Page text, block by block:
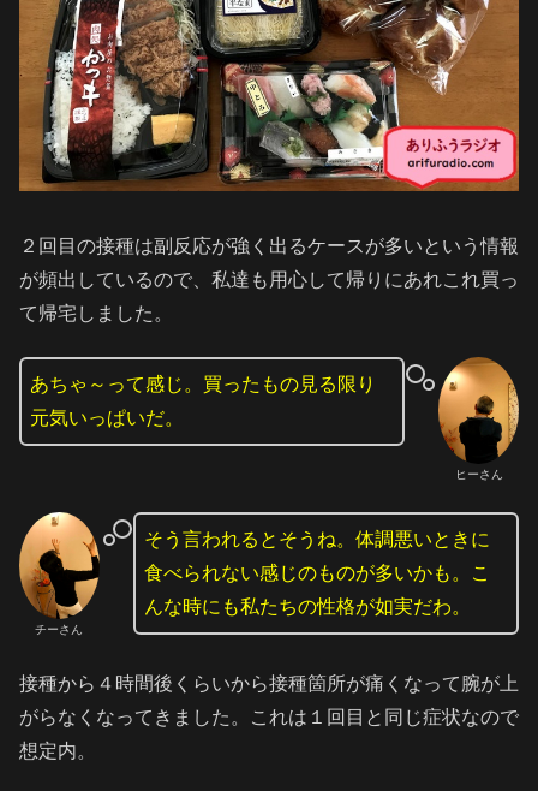
２回目の接種は副反応が強く出るケースが多いという情報
が頻出しているので、私達も用心して帰りにあれこれ買っ
て帰宅しました。
ヒーさん
あちゃ～って感じ。買ったもの見る限り
元気いっぱいだ。
チーさん
そう言われるとそうね。体調悪いときに
食べられない感じのものが多いかも。こ
んな時にも私たちの性格が如実だわ。
接種から４時間後くらいから接種箇所が痛くなって腕が上
がらなくなってきました。これは１回目と同じ症状なので
想定内。